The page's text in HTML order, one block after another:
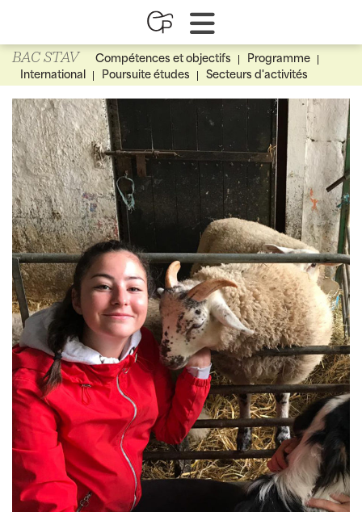
BAC STAV Compétences et objectifs
Programme
International
Poursuite études Secteurs d'activités